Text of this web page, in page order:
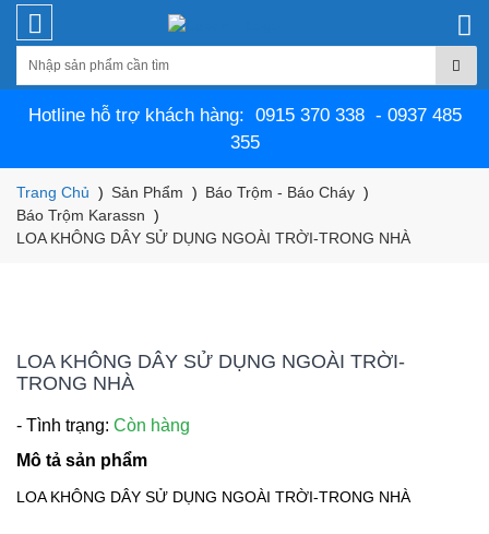
Hotline hỗ trợ khách hàng: 0915 370 338 - 0937 485
355
Trang Chủ Sản Phẩm
Báo Trộm - Báo Cháy
Báo Trộm Karassn
LOA KHÔNG DÂY SỬ DỤNG NGOÀI TRỜI-TRONG NHÀ
LOA KHÔNG DÂY SỬ DỤNG NGOÀI TRỜI-
TRONG NHÀ
- Tình trạng: Còn hàng
Mô tả sản phẩm
LOA KHÔNG DÂY SỬ DỤNG NGOÀI TRỜI-TRONG NHÀ